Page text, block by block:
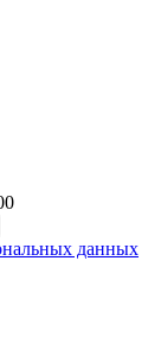
данных